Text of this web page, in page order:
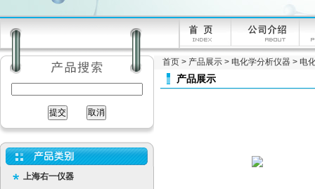
上海右一仪器
首页 > 产品展示 > 电化学分析仪器 > 电
产品展示